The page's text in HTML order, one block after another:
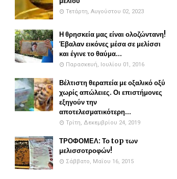
Τετάρτη, Αυγούστου 02, 2023
Η θρησκεία μας είναι ολοζώντανη!
Έβαλαν εικόνες μέσα σε μελίσσι
και έγινε το θαύμα...
Παρασκευή, Ιουλίου 01, 2016
Βέλτιστη θεραπεία με οξαλικό οξύ
χωρίς απώλειες. Οι επιστήμονες
εξηγούν την
αποτελεσματικότερη...
Τρίτη, Δεκεμβρίου 24, 2019
ΤΡΟΦΟΜΕΛ: Το top των
μελισσοτροφών!
Σάββατο, Μαΐου 16, 2015